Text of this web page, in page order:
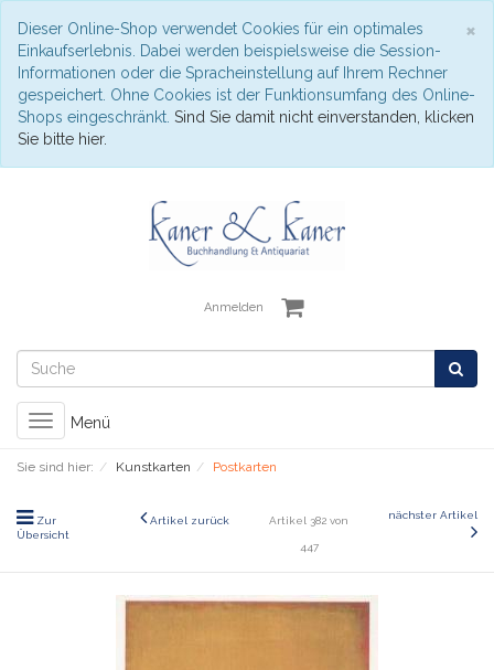
×
Dieser Online-Shop verwendet Cookies für ein optimales
Einkaufserlebnis. Dabei werden beispielsweise die Session-
Informationen oder die Spracheinstellung auf Ihrem Rechner
gespeichert. Ohne Cookies ist der Funktionsumfang des Online-
Shops eingeschränkt. Sind Sie damit nicht einverstanden, klicken
Sie bitte hier.
Anmelden
Toggle
navigation
Menü
Sie sind hier: Kunstkarten Postkarten
Zur
Übersicht
Artikel zurück Artikel 382 von
447
nächster Artikel